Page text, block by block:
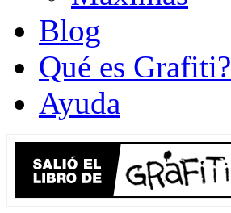
Blog
Qué es Grafiti?
Ayuda